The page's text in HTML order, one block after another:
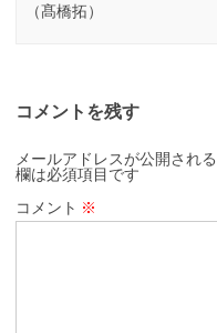
（髙橋拓）
コメントを残す
メールアドレスが公開され
欄は必須項目です
コメント ※